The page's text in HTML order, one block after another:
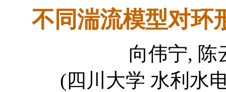
不同湍流模型对环
向伟宁, 陈
(四川大学 水利水